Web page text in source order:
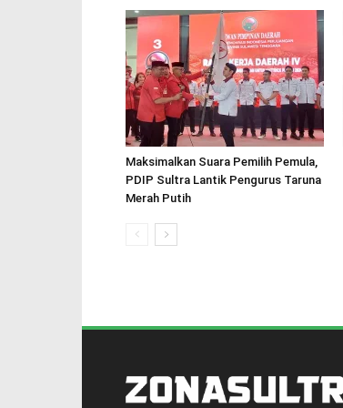
Maksimalkan Suara Pemilih Pemula,
PDIP Sultra Lantik Pengurus Taruna
Merah Putih